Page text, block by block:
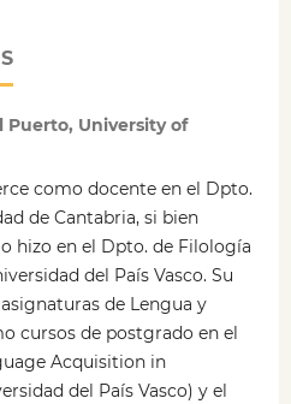
Puerto, University of
como docente en el Dpto.
de Cantabria, si bien
hizo en el Dpto. de Filología
del País Vasco. Su
de Lengua y
cursos de postgrado en el
Acquisition in
del País Vasco) y el